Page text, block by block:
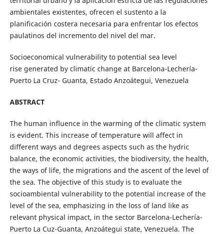
ambientales existentes, ofrecen el sustento a la
planificación costera necesaria para enfrentar los efectos
paulatinos del incremento del nivel del mar.
Socioeconomical vulnerability to potential sea level
rise generated by climatic change at Barcelona-Lechería-
Puerto La Cruz- Guanta, Estado Anzoátegui, Venezuela
ABSTRACT
The human influence in the warming of the climatic system
is evident. This increase of temperature will affect in
different ways and degrees aspects such as the hydric
balance, the economic activities, the biodiversity, the health,
the ways of life, the migrations and the ascent of the level of
the sea. The objective of this study is to evaluate the
socioambiental vulnerability to the potential increase of the
level of the sea, emphasizing in the loss of land like as
relevant physical impact, in the sector Barcelona-Lechería-
Puerto La Cuz-Guanta, Anzoátegui state, Venezuela. The